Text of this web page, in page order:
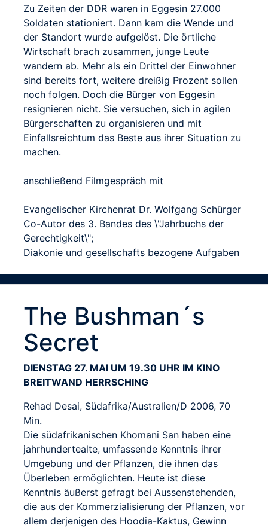
Zu Zeiten der DDR waren in Eggesin 27.000
Soldaten stationiert. Dann kam die Wende und
der Standort wurde aufgelöst. Die örtliche
Wirtschaft brach zusammen, junge Leute
wandern ab. Mehr als ein Drittel der Einwohner
sind bereits fort, weitere dreißig Prozent sollen
noch folgen. Doch die Bürger von Eggesin
resignieren nicht. Sie versuchen, sich in agilen
Bürgerschaften zu organisieren und mit
Einfallsreichtum das Beste aus ihrer Situation zu
machen.
anschließend Filmgespräch mit
Evangelischer Kirchenrat Dr. Wolfgang Schürger
Co-Autor des 3. Bandes des \"Jahrbuchs der
Gerechtigkeit\";
Diakonie und gesellschafts bezogene Aufgaben
The Bushman´s
Secret
DIENSTAG 27. MAI UM 19.30 UHR IM KINO
BREITWAND HERRSCHING
Rehad Desai, Südafrika/Australien/D 2006, 70
Min.
Die südafrikanischen Khomani San haben eine
jahrhundertealte, umfassende Kenntnis ihrer
Umgebung und der Pflanzen, die ihnen das
Überleben ermöglichten. Heute ist diese
Kenntnis äußerst gefragt bei Aussenstehenden,
die aus der Kommerzialisierung der Pflanzen, vor
allem derjenigen des Hoodia-Kaktus, Gewinn